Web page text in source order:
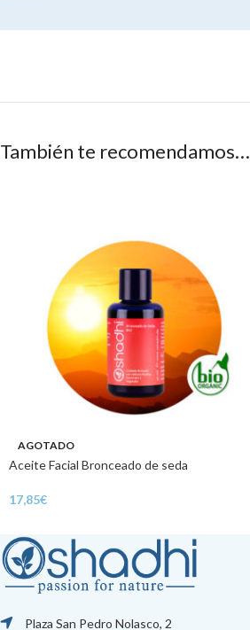
También te recomendamos…
AGOTADO
Aceite Facial Bronceado de seda
17,85€
Plaza San Pedro Nolasco, 2